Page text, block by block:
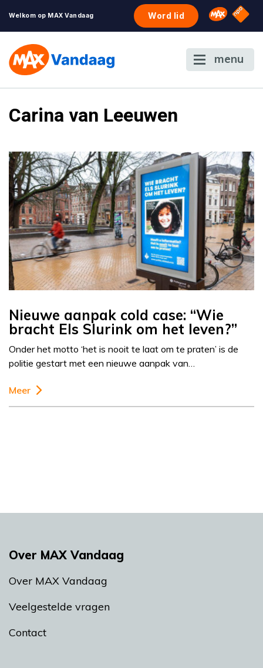
Welkom op MAX Vandaag Word lid Omroep
NPO
menu
Carina van Leeuwen
Nieuwe aanpak cold case: “Wie
bracht Els Slurink om het leven?”
Onder het motto ‘het is nooit te laat om te praten’ is de
politie gestart met een nieuwe aanpak van…
Meer
Over MAX Vandaag
Over MAX Vandaag
Veelgestelde vragen
Contact